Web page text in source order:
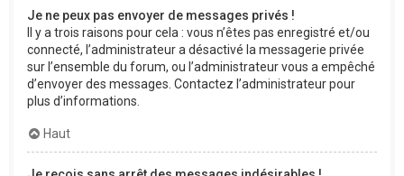
Je ne peux pas envoyer de messages privés !
Il y a trois raisons pour cela : vous n’êtes pas enregistré et/ou
connecté, l’administrateur a désactivé la messagerie privée
sur l’ensemble du forum, ou l’administrateur vous a empêché
d’envoyer des messages. Contactez l’administrateur pour
plus d’informations.
Haut